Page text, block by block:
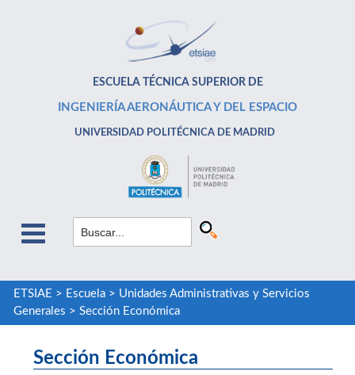
ESCUELA TÉCNICA SUPERIOR DE
INGENIERÍA AERONÁUTICA Y DEL ESPACIO
UNIVERSIDAD POLITÉCNICA DE MADRID
ETSIAE > Escuela> Unidades Administrativas y Servicios
Generales > Sección Económica
Sección Económica